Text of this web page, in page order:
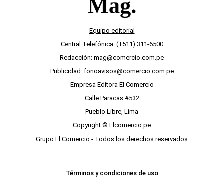
Equipo editorial
Central Telefónica: (+511) 311-6500
Redacción: mag@comercio.com.pe
Publicidad: fonoavisos@comercio.com.pe
Empresa Editora El Comercio
Calle Paracas #532
Pueblo Libre, Lima
Copyright © Elcomercio.pe
Grupo El Comercio - Todos los derechos reservados
Términos y condiciones de uso